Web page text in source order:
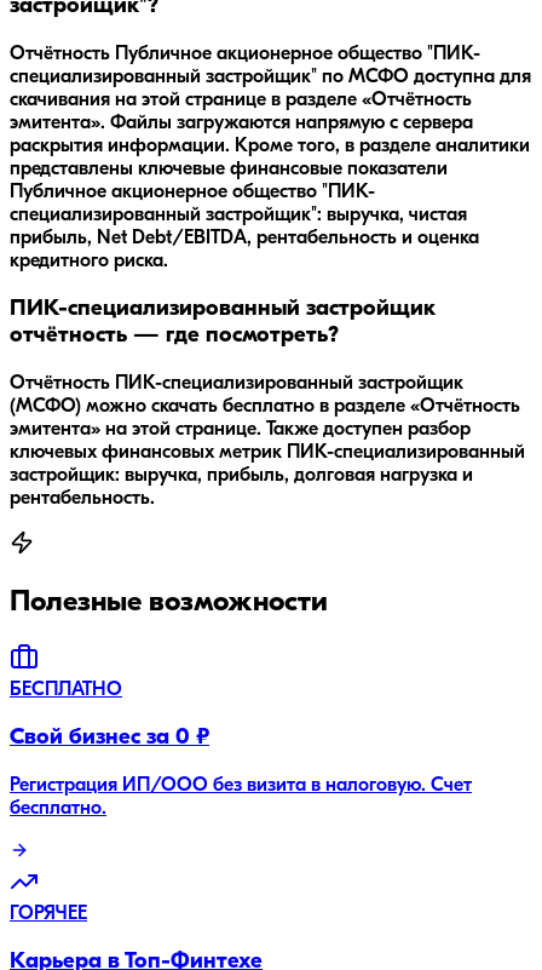
застройщик"?
Отчётность Публичное акционерное общество "ПИК-
специализированный застройщик" по МСФО доступна для
скачивания на этой странице в разделе «Отчётность
эмитента». Файлы загружаются напрямую с сервера
раскрытия информации. Кроме того, в разделе аналитики
представлены ключевые финансовые показатели
Публичное акционерное общество "ПИК-
специализированный застройщик": выручка, чистая
прибыль, Net Debt/EBITDA, рентабельность и оценка
кредитного риска.
ПИК-специализированный застройщик
отчётность — где посмотреть?
Отчётность ПИК-специализированный застройщик
(МСФО) можно скачать бесплатно в разделе «Отчётность
эмитента» на этой странице. Также доступен разбор
ключевых финансовых метрик ПИК-специализированный
застройщик: выручка, прибыль, долговая нагрузка и
рентабельность.
Полезные возможности
БЕСПЛАТНО
Свой бизнес за 0 ₽
Регистрация ИП/ООО без визита в налоговую. Счет
бесплатно.
ГОРЯЧЕЕ
Карьера в Топ-Финтехе